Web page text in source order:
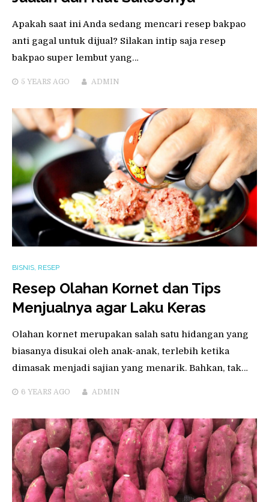
Apakah saat ini Anda sedang mencari resep bakpao
anti gagal untuk dijual? Silakan intip saja resep
bakpao super lembut yang…
5 YEARS AGO ADMIN
BISNIS, RESEP
Resep Olahan Kornet dan Tips
Menjualnya agar Laku Keras
Olahan kornet merupakan salah satu hidangan yang
biasanya disukai oleh anak-anak, terlebih ketika
dimasak menjadi sajian yang menarik. Bahkan, tak…
6 YEARS AGO ADMIN